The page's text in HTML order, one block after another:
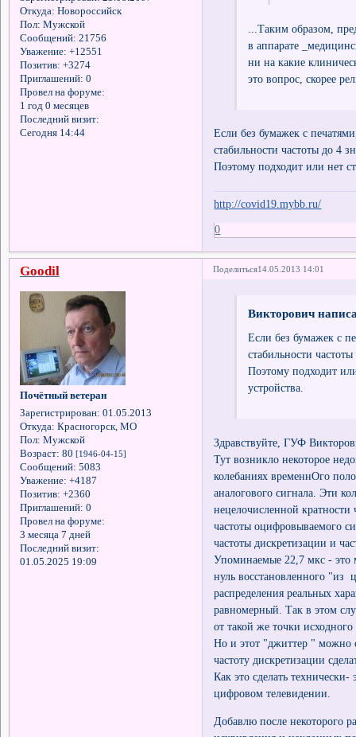
Откуда: Новороссийск
Пол: Мужской
Сообщений: 21756
Уважение: +12551
Позитив: +3274
Приглашений: 0
Провел на форуме:
1 год 0 месяцев
Последний визит:
Сегодня 14:44
...Таким образом,
в аппарате
ни на какие
это вопрос, скорее
Если без бумажек с
стабильности частоты до 4
Поэтому подходит или нет
http://covid19.mybb.ru/
0
Поделиться14.05.2013 14:01
Goodil
Почётный ветеран
Зарегистрирован: 01.05.2013
Откуда: Красногорск, МО
Пол: Мужской
Возраст: 80 [1946-04-15]
Сообщений: 5083
Уважение: +4187
Позитив: +2360
Приглашений: 0
Провел на форуме:
3 месяца 7 дней
Последний визит:
01.05.2025 19:09
Викторович
Если без бумажек с
стабильности
Поэтому подходит
устройства.
Здравствуйте, ГУФ
Тут возникло некоторое
колебаниях временнОго
аналогового сигнала. Эти
нецелочисленной кратности
частоты оцифровываемого
частоты дискретизации и
Упоминаемые 22,7 мкс - это
нуль восстановленного "из
распределения реальных
равномерный. Так в этом
от такой же точки
Но и этот "джиттер " можно
частоту дискретизации
Как это сделать
цифровом телевидении.
Добавлю после некоторого